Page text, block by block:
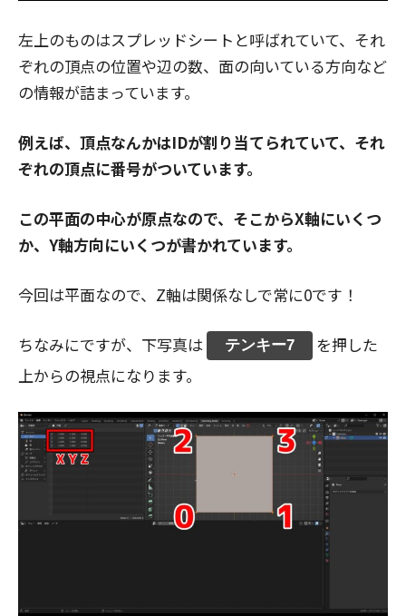
左上のものはスプレッドシートと呼ばれていて、それ
ぞれの頂点の位置や辺の数、面の向いている方向など
の情報が詰まっています。
例えば、頂点なんかはIDが割り当てられていて、それ
ぞれの頂点に番号がついています。
この平面の中心が原点なので、そこからX軸にいくつ
か、Y軸方向にいくつが書かれています。
今回は平面なので、Z軸は関係なしで常に0です！
ちなみにですが、下写真は テンキー7
を押した
上からの視点になります。